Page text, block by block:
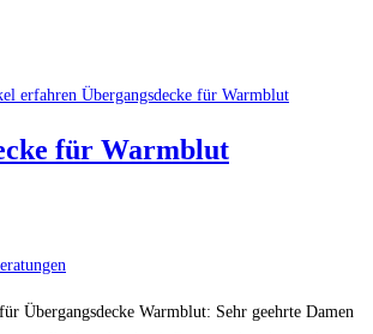
für Warmblut
Übergangsdecke Warmblut: Sehr geehrte Damen